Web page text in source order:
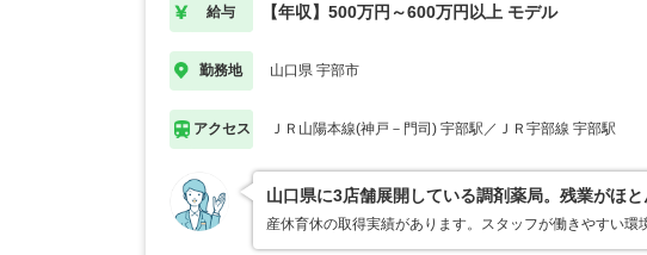
給与 【年収】500万円～600万円以上 モデル
勤務地 山口県 宇部市
アクセス ＪＲ山陽本線(神戸－門司) 宇部駅／ＪＲ宇部線 宇部駅
山口県に3店舗展開している調剤薬局。残業がほ
産休育休の取得実績があります。スタッフが働きやすい環